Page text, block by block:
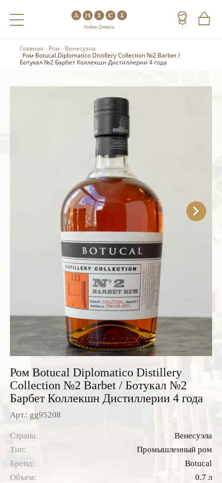
Назад
Назад
Шампанское
Игристое вино
Красные вина
Белые вина
Розовые вина
Итальянские вина
Французские вина
Испанские вина
Назад
Кальвадос
Джин
Граппа
Водка
Саке
Пиво
Главная Ром
Венесуэла
Ром Botucal Diplomatico Distillery Collection №2 Barbet /
Ботукал №2 Барбет Коллекшн Дистиллерии 4 года
Ром Botucal Diplomatico Distillery
Collection №2 Barbet / Ботукал №2
Барбет Коллекшн Дистиллерии 4 года
Арт.: gg95208
Страна:
Венесуэла
Тип:
Промышленный ром
Бренд:
Botucal
Объем:
0.7 л